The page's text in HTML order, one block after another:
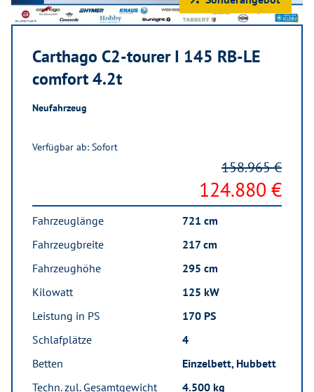
Carthago C2-tourer I 145 RB-LE
comfort 4.2t
Neufahrzeug
Verfügbar ab: Sofort
124.880 €
158.965 €
Fahrzeuglänge
721 cm
Fahrzeugbreite
217 cm
Fahrzeughöhe
295 cm
Kilowatt
125 kW
Leistung in PS
170 PS
Schlafplätze
4
Betten
Einzelbett, Hubbett
Techn. zul. Gesamtgewicht
4.500 kg